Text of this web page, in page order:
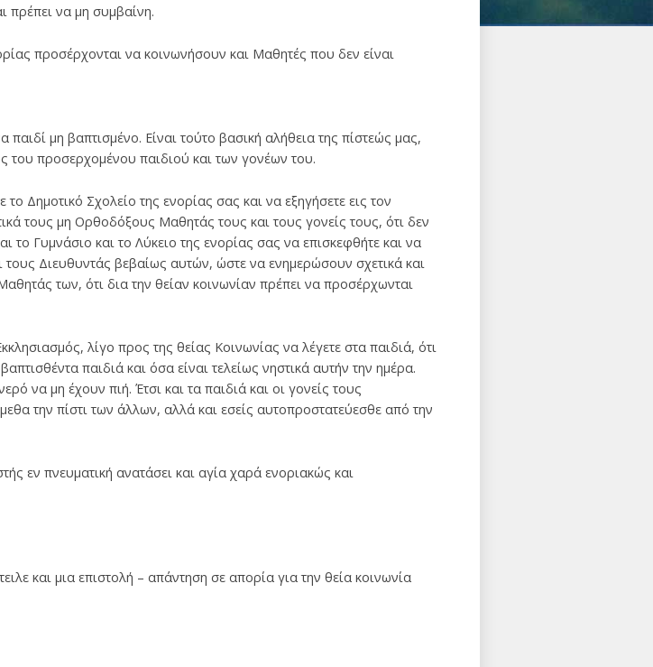
πρέπει να μη συμβαίνη.
προσέρχονται να κοινωνήσουν και Μαθητές που δεν είναι
μη βαπτισμένο. Είναι τούτο βασική αλήθεια της πίστεώς μας,
του προσερχομένου παιδιού και των γονέων του.
Δημοτικό Σχολείο της ενορίας σας και να εξηγήσετε εις τον
τους μη Ορθοδόξους Μαθητάς τους και τους γονείς τους, ότι δεν
το Γυμνάσιο και το Λύκειο της ενορίας σας να επισκεφθήτε και να
Διευθυντάς βεβαίως αυτών, ώστε να ενημερώσουν σχετικά και
των, ότι δια την θείαν κοινωνίαν πρέπει να προσέρχωνται
λίγο προς της θείας Κοινωνίας να λέγετε στα παιδιά, ότι
παιδιά και όσα είναι τελείως νηστικά αυτήν την ημέρα.
να μη έχουν πιή. Έτσι και τα παιδιά και οι γονείς τους
την πίστι των άλλων, αλλά και εσείς αυτοπροστατεύεσθε από την
εν πνευματική ανατάσει και αγία χαρά ενοριακώς και
και μια επιστολή – απάντηση σε απορία για την θεία κοινωνία